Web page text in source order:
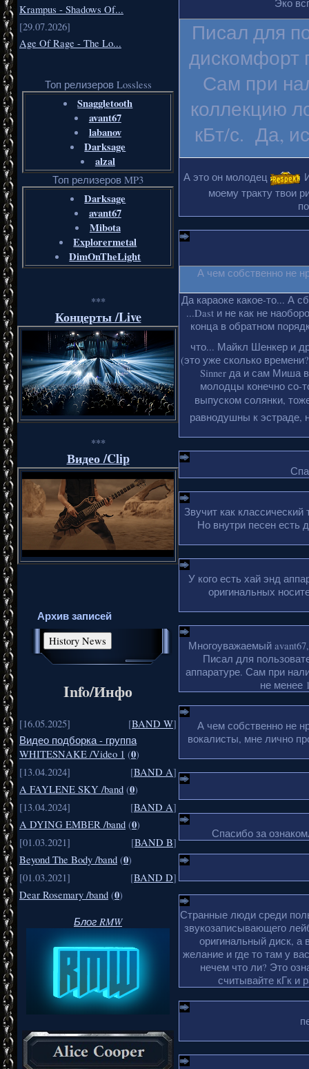
Krampus - Shadows Of...
[29.07.2026]
Age Of Rage - The Lo...
Топ релизеров Lossless
Snaggletooth
avant67
labanov
Darksage
alzal
Топ релизеров MP3
Darksage
avant67
Mibota
Explorermetal
DimOnTheLight
***
Концерты /Live
***
Видео /Clip
Архив записей
Info/Инфо
[16.05.2025] [BAND W]
Видео подборка - группа
WHITESNAKE /Video 1 (0)
[13.04.2024]
[BAND A]
A FAYLENE SKY /band (0)
[13.04.2024]
[BAND A]
A DYING EMBER /band (0)
[01.03.2021]
[BAND B]
Beyond The Body /band (0)
[01.03.2021]
[BAND D]
Dear Rosemary /band (0)
Блог RMW
Эко
Писал для
дискомфорт
Сам при
коллекцию
кБт/с. Да,
А это он молодец
моему тракту твои
А чем собственно не
Да караоке какое-то... А
...Dast и не как не
конца в обратном
что... Майкл Шенкер и
(это уже сколько
Sinner да и сам Миша
молодцы конечно со-
выпуском солянки,
равнодушны к эстраде,
Звучит как
Но внутри песен есть
У кого есть хай энд
оригинальных
Многоуважаемый
Писал для
аппаратуре. Сам при
не менее
А чем собственно не
вокалисты, мне лично
Спасибо за
Странные люди среди
звукозаписывающего
оригинальный диск, а
желание и где то там у
нечем что ли? Это
считывайте кГк и